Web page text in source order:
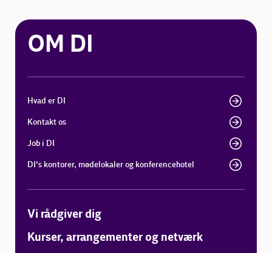
OM DI
Hvad er DI
Kontakt os
Job i DI
DI's kontorer, mødelokaler og konferencehotel
Vi rådgiver dig
Kurser, arrangementer og netværk